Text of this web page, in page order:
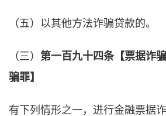
（五）以其他方法诈骗贷款的。
（三） 第一百九十四条【票据诈
骗罪】
有下列情形之一，进行金融票据